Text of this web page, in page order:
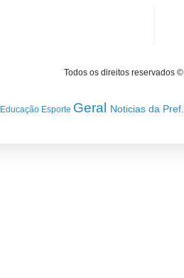
Todos os direitos reservados
Educação Esporte Geral Noticias da